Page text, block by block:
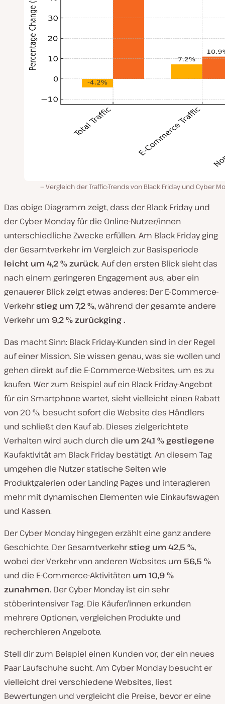
Vergleich der Traffic-Trends von Black Friday und Cyber
Das obige Diagramm zeigt, dass der Black Friday und
der Cyber Monday für die Online-Nutzer/innen
unterschiedliche Zwecke erfüllen. Am Black Friday ging
der Gesamtverkehr im Vergleich zur Basisperiode
leicht um 4,2 %zurück. Auf den ersten Blick sieht das
nach einem geringeren Engagement aus, aber ein
genauerer Blick zeigt etwas anderes: Der E-Commerce-
Verkehrstieg um 7,2 %,während der gesamte andere
Verkehr um 9,2 %zurückging.
Das macht Sinn: Black Friday-Kunden sind in der Regel
auf einer Mission. Sie wissen genau, was sie wollen und
gehen direkt auf die E-Commerce-Websites, um es zu
kaufen. Wer zum Beispiel auf ein Black Friday-Angebot
für ein Smartphone wartet, sieht vielleicht einen Rabatt
von 20 %, besucht sofort die Website des Händlers
und schließt den Kauf ab. Dieses zielgerichtete
Verhalten wird auch durch die um 24,1 % gestiegene
Kaufaktivität am Black Friday bestätigt. An diesem Tag
umgehen die Nutzer statische Seiten wie
Produktgalerien oder Landing Pages und interagieren
mehr mit dynamischen Elementen wie Einkaufswagen
und Kassen.
Der Cyber Monday hingegen erzählt eine ganz andere
Geschichte. Der Gesamtverkehrstieg um 42,5 %,
wobei der Verkehr von anderen Websites um 56,5 %
und die E-Commerce-Aktivitäten um 10,9 %
zunahmen. Der Cyber Monday ist ein sehr
stöberintensiver Tag. Die Käufer/innen erkunden
mehrere Optionen, vergleichen Produkte und
recherchieren Angebote.
Stell dir zum Beispiel einen Kunden vor, der ein neues
Paar Laufschuhe sucht. Am Cyber Monday besucht er
vielleicht drei verschiedene Websites, liest
Bewertungen und vergleicht die Preise, bevor er eine